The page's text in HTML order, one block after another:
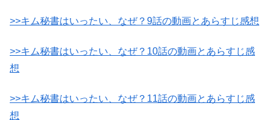
>>キム秘書はいったい、なぜ？9話の動画とあらすじ感想
>>キム秘書はいったい、なぜ？10話の動画とあらすじ感
想
>>キム秘書はいったい、なぜ？11話の動画とあらすじ感
想